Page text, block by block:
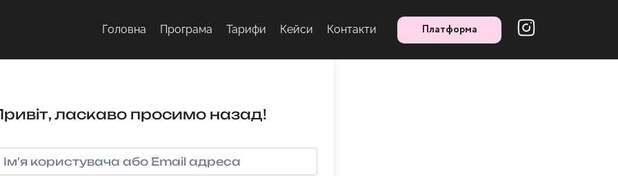
Головна Програма Тарифи Кейси Контакти Платформа
ласкаво просимо назад!